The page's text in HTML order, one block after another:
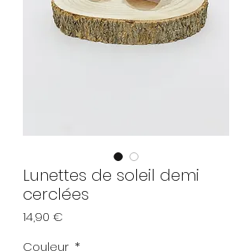
Lunettes de soleil demi
cerclées
14,90 €
Couleur *